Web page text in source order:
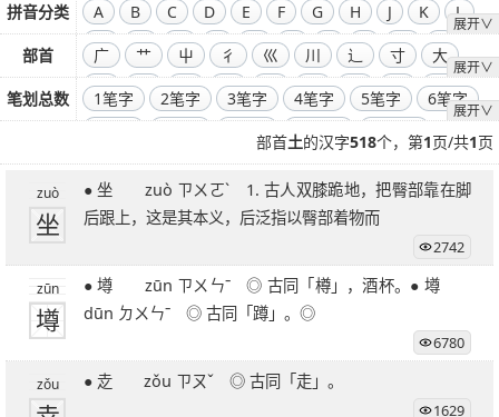
拼音分类
展开∨
A B C D E F G H J K
L
M
N O P Q R S T W
X
Y
Z
部首
展开∨
广 艹 屮 彳 巛 川 辶 寸
大
飞
干 工 弓 廾 囗 己 彐
彑
巾
口 全部偏旁部首
笔划总数
展开∨
1笔字 2笔字 3笔字 4笔字 5笔字
6笔字
9笔字 10笔字
11笔字
12笔字
13笔字 14笔字 15笔字
16笔字
17笔字
18笔字 19笔字 20笔字
21笔字
22笔字
23笔字 24笔字 25笔字
31笔字
32笔字
33笔字 34笔字 35笔字
36笔字
39笔字
51笔字
部首土的汉字518个，第1页/共1页
zuò
坐
● 坐 zuò ㄗㄨㄛˋ 1. 古人双膝跪地，把臀部靠在脚
后跟上，这是其本义，后泛指以臀部着物而
2742
zūn
墫
● 墫 zūn ㄗㄨㄣˉ ◎ 古同「樽」，酒杯。● 墫
dūn ㄉㄨㄣˉ ◎ 古同「蹲」。◎
6780
zǒu ● 赱 zǒu ㄗㄡˇ ◎ 古同「走」。
1629